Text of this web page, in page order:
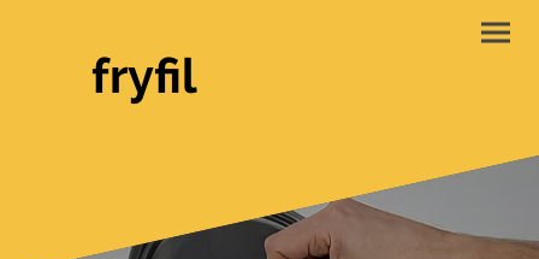
fryfil